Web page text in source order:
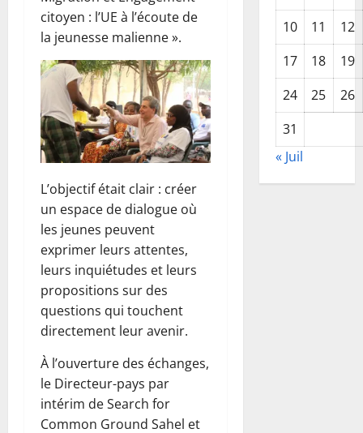
citoyen : l’UE à l’écoute de
la jeunesse malienne ».
L’objectif était clair : créer
un espace de dialogue où
les jeunes peuvent
exprimer leurs attentes,
leurs inquiétudes et leurs
propositions sur des
questions qui touchent
directement leur avenir.
À l’ouverture des échanges,
le Directeur-pays par
intérim de Search for
Common Ground Sahel et
10
11
12
17
18
19
24
25
26
31
« Juil